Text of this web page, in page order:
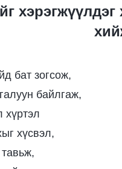
бат зогсож,
байлгаж,
хүртэл
хүсвэл,